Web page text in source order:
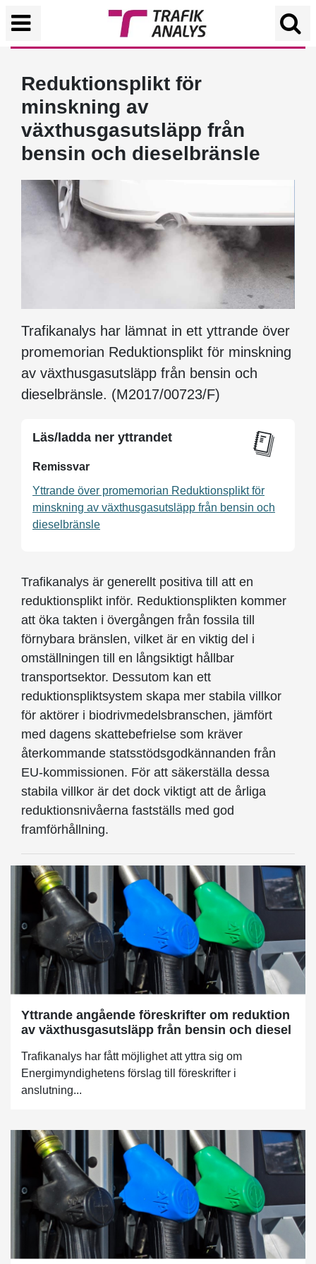
Reduktionsplikt för
minskning av
växthusgasutsläpp från
bensin och dieselbränsle
Trafikanalys har lämnat in ett yttrande över
promemorian Reduktionsplikt för minskning
av växthusgasutsläpp från bensin och
dieselbränsle. (M2017/00723/F)
Läs/ladda ner yttrandet
Remissvar
Yttrande över promemorian Reduktionsplikt för
minskning av växthusgasutsläpp från bensin och
dieselbränsle
Trafikanalys är generellt positiva till att en
reduktionsplikt inför. Reduktionsplikten kommer
att öka takten i övergången från fossila till
förnybara bränslen, vilket är en viktig del i
omställningen till en långsiktigt hållbar
transportsektor. Dessutom kan ett
reduktionspliktsystem skapa mer stabila villkor
för aktörer i biodrivmedelsbranschen, jämfört
med dagens skattebefrielse som kräver
återkommande statsstödsgodkännanden från
EU-kommissionen. För att säkerställa dessa
stabila villkor är det dock viktigt att de årliga
reduktionsnivåerna fastställs med god
framförhållning.
Yttrande angående föreskrifter om reduktion
av växthusgasutsläpp från bensin och diesel
Trafikanalys har fått möjlighet att yttra sig om
Energimyndighetens förslag till föreskrifter i
anslutning...